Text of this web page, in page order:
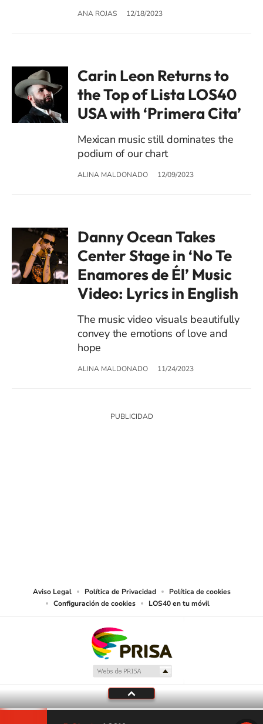
ANA ROJAS 12/18/2023
Carin Leon Returns to
the Top of Lista LOS40
USA with ‘Primera Cita’
Mexican music still dominates the
podium of our chart
ALINA MALDONADO 12/09/2023
Danny Ocean Takes
Center Stage in ‘No Te
Enamores de Él’ Music
Video: Lyrics in English
The music video visuals beautifully
convey the emotions of love and
hope
ALINA MALDONADO 11/24/2023
Aviso Legal Política de Privacidad
Política de cookies
Configuración de cookies
LOS40 en tu móvil